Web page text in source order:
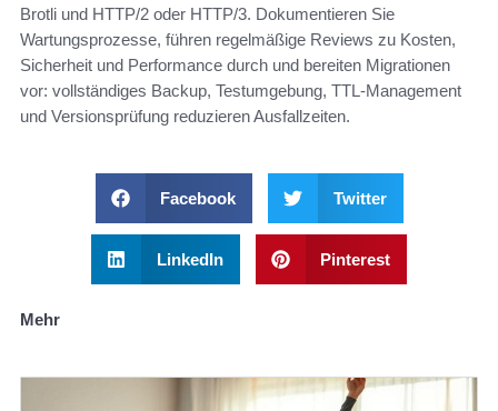
Brotli und HTTP/2 oder HTTP/3. Dokumentieren Sie
Wartungsprozesse, führen regelmäßige Reviews zu Kosten,
Sicherheit und Performance durch und bereiten Migrationen
vor: vollständiges Backup, Testumgebung, TTL‑Management
und Versionsprüfung reduzieren Ausfallzeiten.
Facebook Twitter
LinkedIn Pinterest
Mehr